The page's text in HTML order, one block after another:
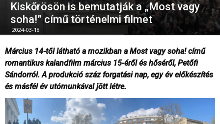
Kiskőrösön is bemutatják a „Most vagy
soha!” című történelmi filmet
2024-03-18
Március 14-től látható a mozikban a Most vagy soha! című
romantikus kalandfilm március 15-éről és hőséről, Petőfi
Sándorról. A produkció száz forgatási nap, egy év előkészítés
és másfél év utómunkával jött létre.